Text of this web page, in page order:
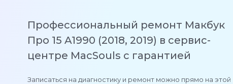
Профессиональный ремонт Макбук
Про 15 A1990 (2018, 2019) в сервис-
центре MacSouls с гарантией
Записаться на диагностику и ремонт можно прямо на этой